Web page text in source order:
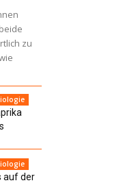
zu
auf der